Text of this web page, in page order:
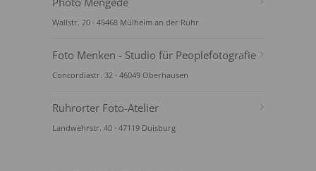
Wallstr. 20 · 45468 Mülheim an der Ruhr
Foto Menken - Studio für Peoplefotografie
Concordiastr. 32 · 46049 Oberhausen
Ruhrorter Foto-Atelier
Landwehrstr. 40 · 47119 Duisburg